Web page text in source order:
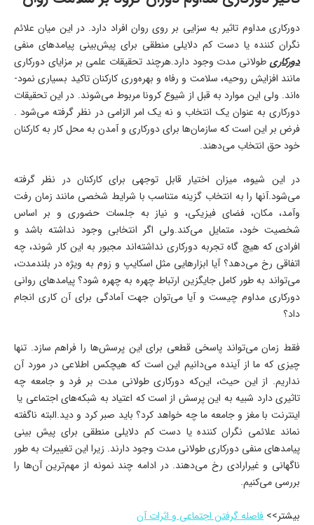
دورکاری مداوم تاثیر به سزایی بر روی روان افراد دارد. در این میان علائم
نگران­ کننده یا دست­ کم دلایلی منطقی برای پیش­‌بینی پیامدهای منفی
دورکاریطولانی­ مدت وجود دارد.هرچند تحقیقات علمی بر مزایای دورکاری
مانند افزایش روحیه، سلامت و رفاه و بهره‌­وری کارکنان تاکید بسیاری نمود­
ه‌اند. ولی این موارد به قبل از شیوع کرونا مربوط می‌­شوند. در این تحقیقات
دورکاری به عنوان یک انتخاب و نه یک امر الزامی در نظر گرفته می‌­شود .
فرض بر این است که سازمان­‌ها برای دورکاری و آمدن به محل کار به کارکنان
خود حق انتخاب می‌­دهند.
در این شیوه، میزان اختیار قابل­ توجهی برای کارکنان در نظر گرفته
می‌شود.آن­ها را به انتخاب گزینه متناسب با شرایط شخصی مانند زمان رفت­‌
وآمد، مکان، فضای فیزیکی، و نیاز به جلسات حضوری و بر اساس
شخصیت خود، متمایل می­‌کند.ولی اگر انتخابی وجود نداشته باشد و
افرادی که هیچ گاه تجربه دورکاری نداشته­‌اند مجبور به این کار شوند، چه
اتفاقی رخ می­‌دهد؟ آیا ابزارهایی مثل اسکایپ و زوم به ویژه در بلندمدت،
می‌­تواند به طور کامل جایگزین ارتباط چهره به چهره شود؟ پیامدهای روانی
دورکاری مداوم چیست و آیا می‌­توان جهت آمادگی برای آن کاری انجام
داد؟
فقط زمان می‌­تواند پاسخی قطعی برای این پرسش‌­ها را فراهم سازد. تنها
چیزی که ما از آینده می‌­دانیم این است که هیچ­کس اطلاعی در مورد آن
نداریم. از این حیث، این‌که دورکاری طولانی ­مدت بر فرد و جامعه چه
تاثیری دارد شبیه به این پرسش از است که اعتیاد به شبکه­‌های اجتماعی یا
اینترنت با مغز و جامعه ما چه خواهد کرد؟ باید صبر کرد و دید.البته ناگفته
نماند علائمی نگران ­کننده یا دست­ کم دلایلی منطقی برای پیش ­بینی
پیامدهای منفی دورکاری طولانی ­مدت وجود دارند. زیرا این تغییرات به طور
ناگهانی و غیرارادی رخ می­‌دهند. در ادامه چند نمونه از مهم‌ترین آن‌ها را
بررسی می‌کنیم.
بیشتر>> فاصله گرفتن اجتماعی و اثرات آن